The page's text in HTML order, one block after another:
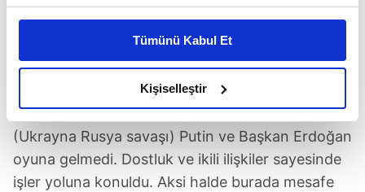
Bu çerezlere izin vermeniz halinde sizlere özel
daha iyi reklam deneyimi yaşatabiliriz. Bunu yaparken
amacımızın size daha iyi bir reklam deneyimi sunmak
olduğunu ve sizlere en iyi içerikleri sunabilmek adına
elimizden gelen çabayı gösterdiğimizi ve bu noktada,
reklamların maliyetlerimizi karşılamak noktasında tek gelir
kalemimiz olduğunu sizlere hatırlatmak isteriz.
Her halükârda, kullanıcılar, bu çerezlere izin vermedikleri
Tümünü Kabul Et
Kişiselleştir
RUSYA-UKRAYNA SAVAŞI
(Ukrayna Rusya savaşı) Putin ve Başkan Erdoğan
oyuna gelmedi. Dostluk ve ikili ilişkiler sayesinde
işler yoluna konuldu. Aksi halde burada mesafe